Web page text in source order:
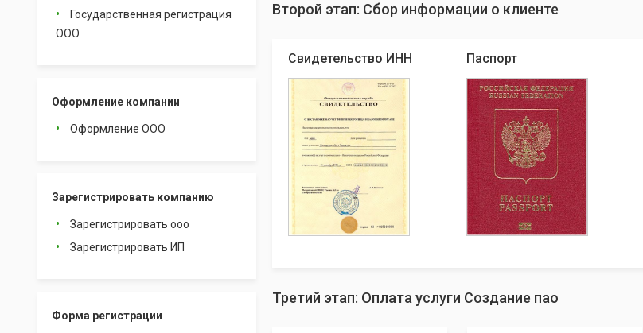
Государственная регистрация
ООО
Оформление компании
Оформление ООО
Зарегистрировать компанию
Зарегистрировать ооо
Зарегистрировать ИП
Форма регистрации
Второй этап: Сбор информации о клиенте
Свидетельство ИНН Паспорт
Третий этап: Оплата услуги Создание пао